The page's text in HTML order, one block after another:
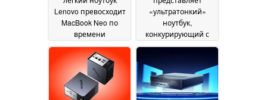
Lenovo превосходит
MacBook Neo по
времени
автономной работы
12 July 2026
«ультратонкий»
ноутбук,
конкурирующий с
MacBook Neo, с
обновления 120 Гц11
July 2026